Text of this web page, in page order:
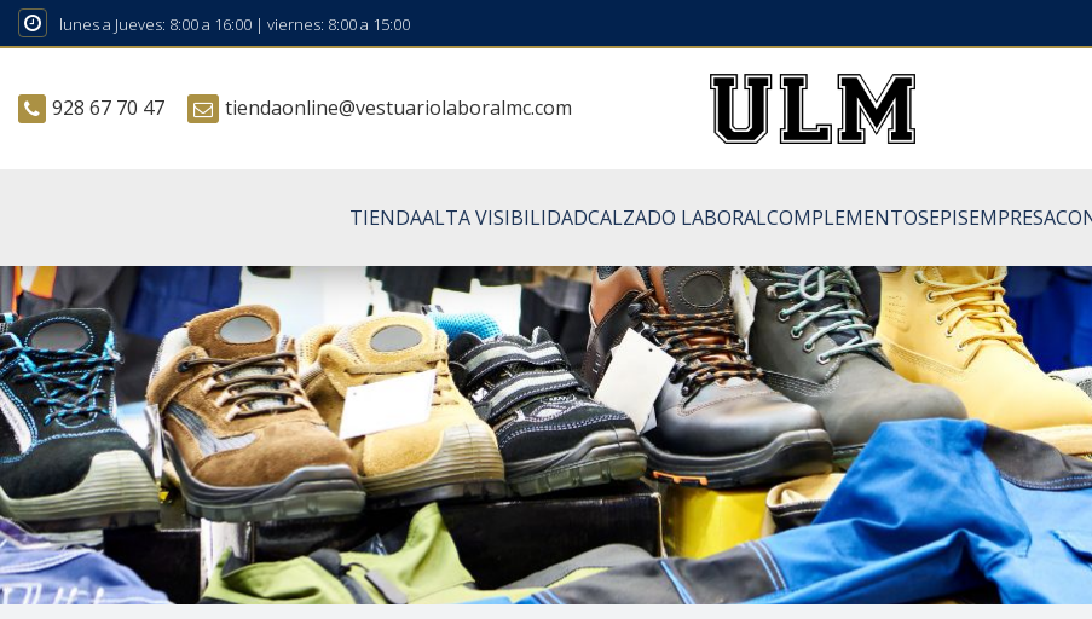
lunes a Jueves: 8:00 a 16:00 | viernes: 8:00 a 15:00
928 67 70 47 tiendaonline@vestuariolaboralmc.com
TIENDAALTA VISIBILIDADCALZADO LABORALCOMPLEMENTOSEPISEMPRESA